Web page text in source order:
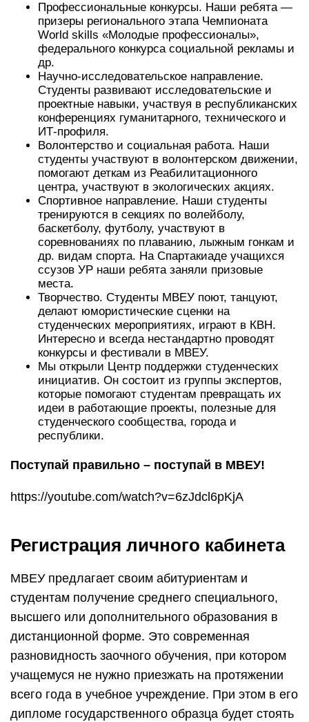
Профессиональные конкурсы. Наши ребята —
призеры регионального этапа Чемпионата
World skills «Молодые профессионалы»,
федерального конкурса социальной рекламы и
др.
Научно-исследовательское направление.
Студенты развивают исследовательские и
проектные навыки, участвуя в республиканских
конференциях гуманитарного, технического и
ИТ-профиля.
Волонтерство и социальная работа. Наши
студенты участвуют в волонтерском движении,
помогают деткам из Реабилитационного
центра, участвуют в экологических акциях.
Спортивное направление. Наши студенты
тренируются в секциях по волейболу,
баскетболу, футболу, участвуют в
соревнованиях по плаванию, лыжным гонкам и
др. видам спорта. На Спартакиаде учащихся
ссузов УР наши ребята заняли призовые
места.
Творчество. Студенты МВЕУ поют, танцуют,
делают юмористические сценки на
студенческих мероприятиях, играют в КВН.
Интересно и всегда нестандартно проводят
конкурсы и фестивали в МВЕУ.
Мы открыли Центр поддержки студенческих
инициатив. Он состоит из группы экспертов,
которые помогают студентам превращать их
идеи в работающие проекты, полезные для
студенческого сообщества, города и
республики.
Поступай правильно – поступай в МВЕУ!
https://youtube.com/watch?v=6zJdcl6pKjA
Регистрация личного кабинета
МВЕУ предлагает своим абитуриентам и
студентам получение среднего специального,
высшего или дополнительного образования в
дистанционной форме. Это современная
разновидность заочного обучения, при котором
учащемуся не нужно приезжать на протяжении
всего года в учебное учреждение. При этом в его
дипломе государственного образца будет стоять